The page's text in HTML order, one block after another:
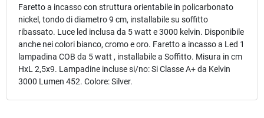
Faretto a incasso con struttura orientabile in policarbonato
nickel, tondo di diametro 9 cm, installabile su soffitto
ribassato. Luce led inclusa da 5 watt e 3000 kelvin. Disponibile
anche nei colori bianco, cromo e oro. Faretto a incasso a Led 1
lampadina COB da 5 watt , installabile a Soffitto. Misura in cm
HxL 2,5x9. Lampadine incluse si/no: Si Classe A+ da Kelvin
3000 Lumen 452. Colore: Silver.